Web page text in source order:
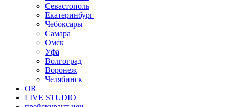
Севастополь
Екатеринбург
Чебоксары
Самара
Омск
Уфа
Волгоград
Воронеж
Челябинск
OR
LIVE STUDIO